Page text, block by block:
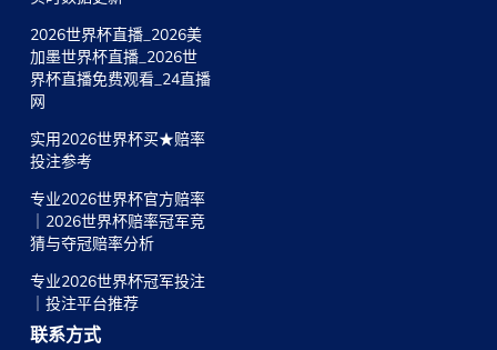
2026世界杯直播_2026美
加墨世界杯直播_2026世
界杯直播免费观看_24直播
网
实用2026世界杯买★赔率
投注参考
专业2026世界杯官方赔率
｜2026世界杯赔率冠军竞
猜与夺冠赔率分析
专业2026世界杯冠军投注
｜投注平台推荐
联系方式